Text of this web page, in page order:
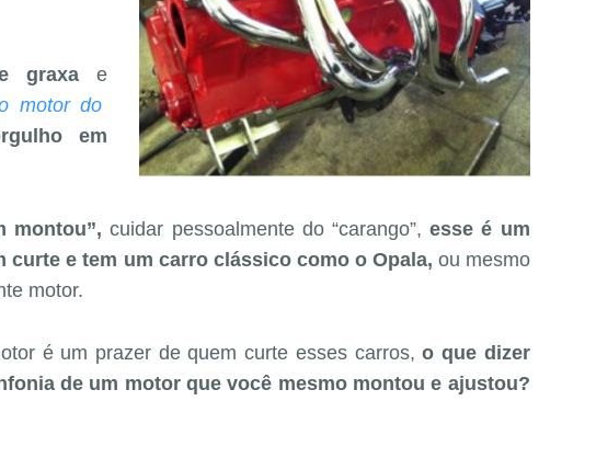
graxae
motor do
em
montou”, cuidar pessoalmente do “carango”, esse é um
curte e tem um carro clássico como o Opala, ou mesmo
motor.
é um prazer de quem curte esses carros,o que dizer
de um motor que você mesmo montou e ajustou?